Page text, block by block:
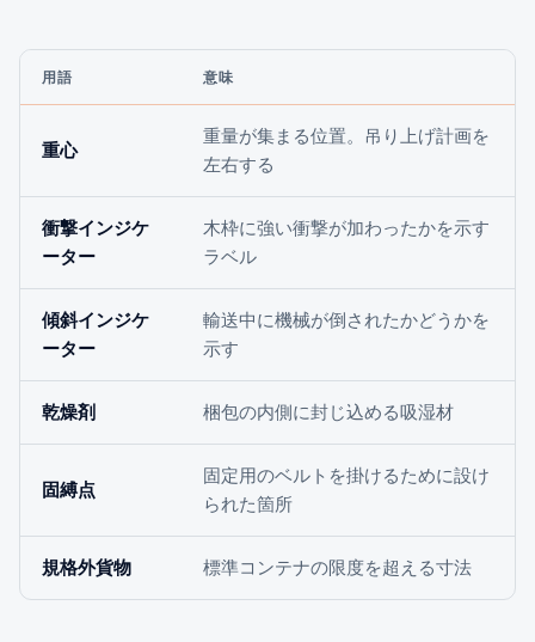
用語 意味
重心
重量が集まる位置。吊り上げ計画を
左右する
衝撃インジケ
ーター
木枠に強い衝撃が加わったかを示す
ラベル
傾斜インジケ
ーター
輸送中に機械が倒されたかどうかを
示す
乾燥剤 梱包の内側に封じ込める吸湿材
固縛点
固定用のベルトを掛けるために設け
られた箇所
規格外貨物 標準コンテナの限度を超える寸法